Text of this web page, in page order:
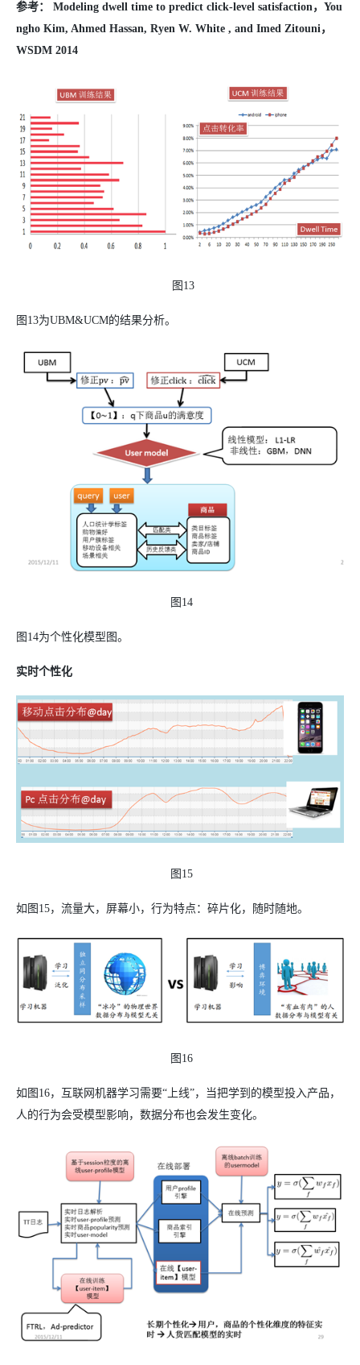
参考： Modeling dwell time to predict click-level satisfaction，You
ngho Kim, Ahmed Hassan, Ryen W. White , and Imed Zitouni，
WSDM 2014
图13
图13为UBM&UCM的结果分析。
图14
图14为个性化模型图。
实时个性化
图15
如图15，流量大，屏幕小，行为特点：碎片化，随时随地。
图16
如图16，互联网机器学习需要“上线”，当把学到的模型投入产品，
人的行为会受模型影响，数据分布也会发生变化。